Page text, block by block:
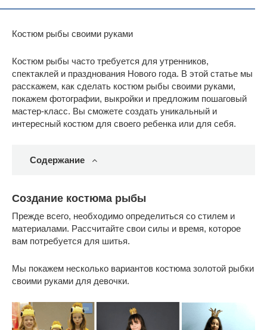
Костюм рыбы своими руками
Костюм рыбы часто требуется для утренников,
спектаклей и празднования Нового года. В этой статье мы
расскажем, как сделать костюм рыбы своими руками,
покажем фотографии, выкройки и предложим пошаговый
мастер-класс. Вы сможете создать уникальный и
интересный костюм для своего ребенка или для себя.
Содержание
Создание костюма рыбы
Прежде всего, необходимо определиться со стилем и
материалами. Рассчитайте свои силы и время, которое
вам потребуется для шитья.
Мы покажем несколько вариантов костюма золотой рыбки
своими руками для девочки.